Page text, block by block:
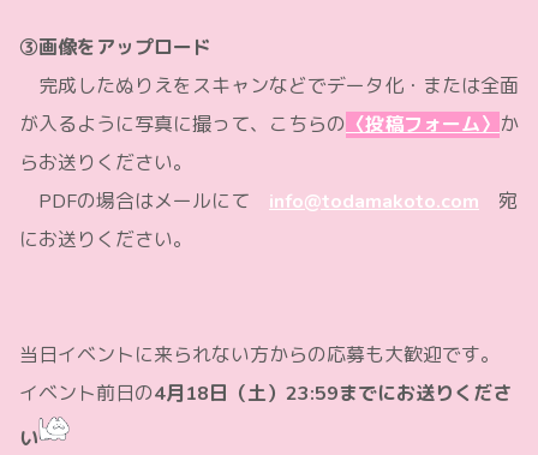
③画像をアップロード
完成したぬりえをスキャンなどでデータ化・または全面
が入るように写真に撮って、こちらの 〈投稿フォーム〉 か
らお送りください。
PDFの場合はメールにて info@todamakoto.com 宛
にお送りください。
当日イベントに来られない方からの応募も大歓迎です。
イベント前日の4月18日（土）23:59までにお送りくださ
い